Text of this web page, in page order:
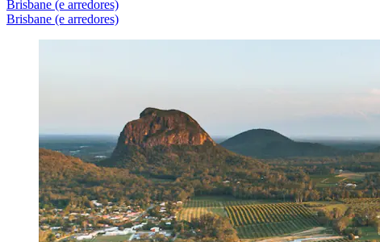
Brisbane (e arredores)
Brisbane (e arredores)